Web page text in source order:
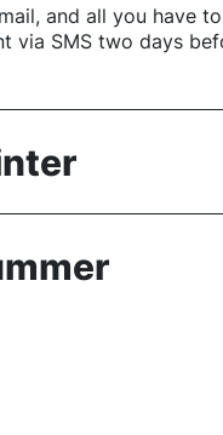
and all you have
via SMS two days
flight